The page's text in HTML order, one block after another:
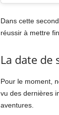
Dans cette
réussir à mettre
La date de
Pour le moment,
vu des dernières
aventures.